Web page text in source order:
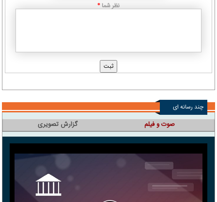
نظر شما *
چند رسانه ای
صوت و فیلم گزارش تصویری